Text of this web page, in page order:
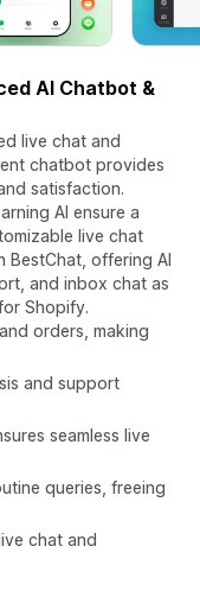
AI Chatbot &
live chat and
chatbot provides
satisfaction.
AI ensure a
live chat
BestChat, offering AI
and inbox chat as
Shopify.
orders, making
and support
seamless live
queries, freeing
chat and